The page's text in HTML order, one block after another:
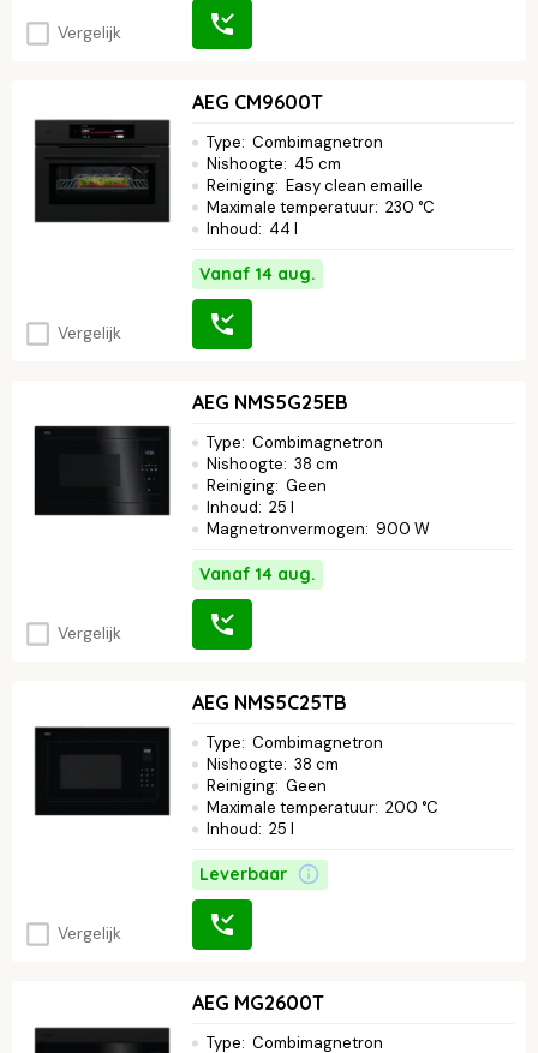
Vergelijk
Vergelijk
AEG CM9600T
Type: Combimagnetron
Nishoogte: 45 cm
Reiniging: Easy clean emaille
Maximale temperatuur: 230 °C
Inhoud: 44 l
Vanaf 14 aug.
Vergelijk
AEG NMS5G25EB
Type: Combimagnetron
Nishoogte: 38 cm
Reiniging: Geen
Inhoud: 25 l
Magnetronvermogen: 900 W
Vanaf 14 aug.
Vergelijk
AEG NMS5C25TB
Type: Combimagnetron
Nishoogte: 38 cm
Reiniging: Geen
Maximale temperatuur: 200 °C
Inhoud: 25 l
Leverbaar
AEG MG2600T
Type: Combimagnetron